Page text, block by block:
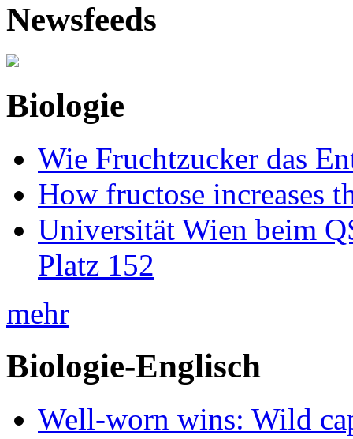
Newsfeeds
Biologie
Wie Fruchtzucker das
How fructose increases
Universität Wien beim
Platz 152
mehr
Biologie-Englisch
Well-worn wins: Wild